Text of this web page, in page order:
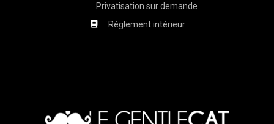
Privatisation sur demande
Réglement intérieur